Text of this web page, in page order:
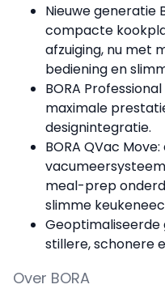
Nieuwe generatie
compacte
afzuiging, nu met
bediening en
BORA
maximale
designintegratie.
BORA QVac
meal-prep
slimme
Geoptimaliseerde
stillere, schonere
Over BORA